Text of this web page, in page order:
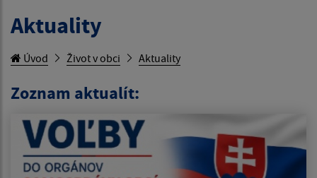
Aktuality
Úvod Život v obci Aktuality
Zoznam aktualít: